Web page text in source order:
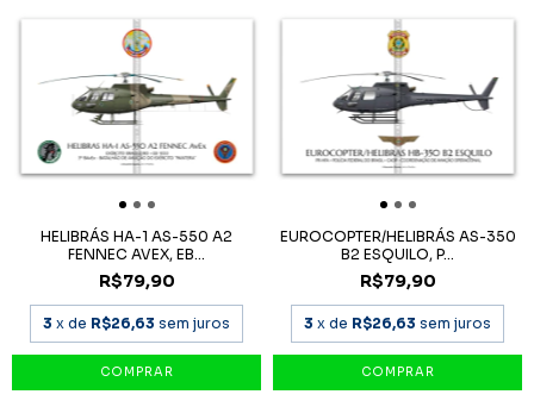
HELIBRÁS HA-1 AS-550 A2
FENNEC AVEX, EB...
R$79,90
3 x de R$26,63 sem juros
EUROCOPTER/HELIBRÁS AS-350
B2 ESQUILO, P...
R$79,90
3 x de R$26,63 sem juros